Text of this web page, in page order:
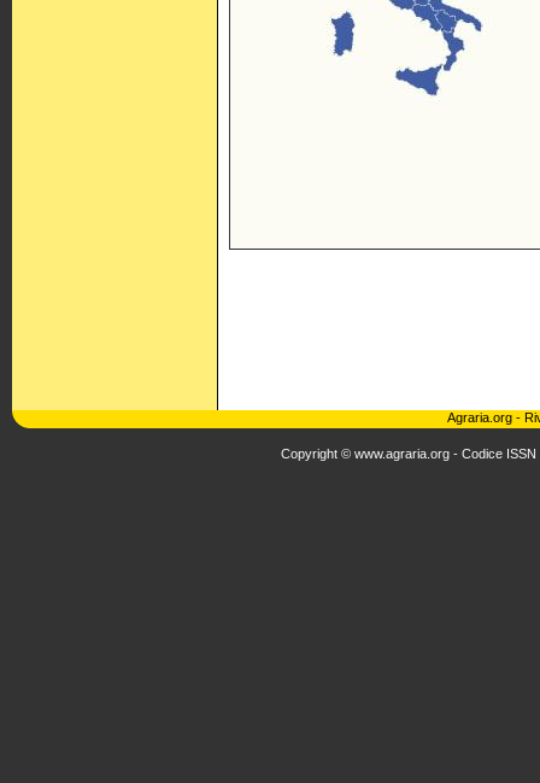
Agraria.org -
Copyright © www.agraria.org - Codice